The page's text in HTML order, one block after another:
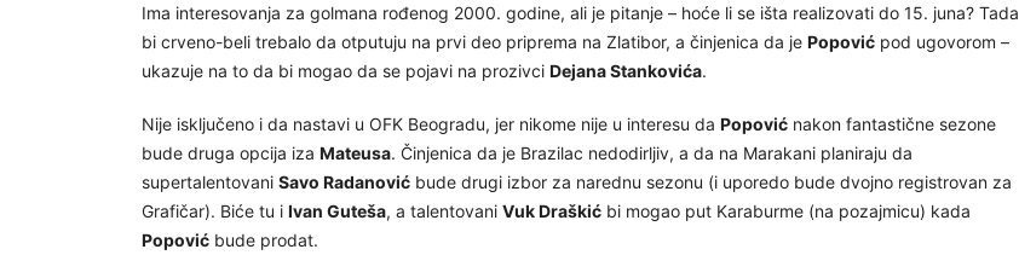
Ima interesovanja za golmana rođenog 2000. godine, ali je pitanje – hoće li se išta realizovati do 15. juna? Tada
bi crveno-beli trebalo da otputuju na prvi deo priprema na Zlatibor, a činjenica da je Popović pod ugovorom –
ukazuje na to da bi mogao da se pojavi na prozivci Dejana Stankovića.
Nije isključeno i da nastavi u OFK Beogradu, jer nikome nije u interesu da Popović nakon fantastične sezone
bude druga opcija iza Mateusa. Činjenica da je Brazilac nedodirljiv, a da na Marakani planiraju da
supertalentovani Savo Radanović bude drugi izbor za narednu sezonu (i uporedo bude dvojno registrovan za
Grafičar). Biće tu i Ivan Guteša, a talentovani Vuk Draškić bi mogao put Karaburme (na pozajmicu) kada
Popović bude prodat.